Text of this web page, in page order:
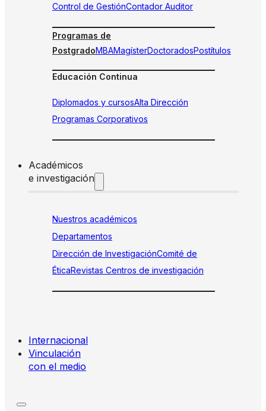
Control de GestiónContador Auditor
Programas de
PostgradoMBAMagísterDoctoradosPostítulos
Educación Continua
Diplomados y cursosAlta Dirección
Programas Corporativos
Académicos
e investigación
Nuestros académicos
Departamentos
Dirección de InvestigaciónComité de
ÉticaRevistas Centros de investigación
Internacional
Vinculación
con el medio